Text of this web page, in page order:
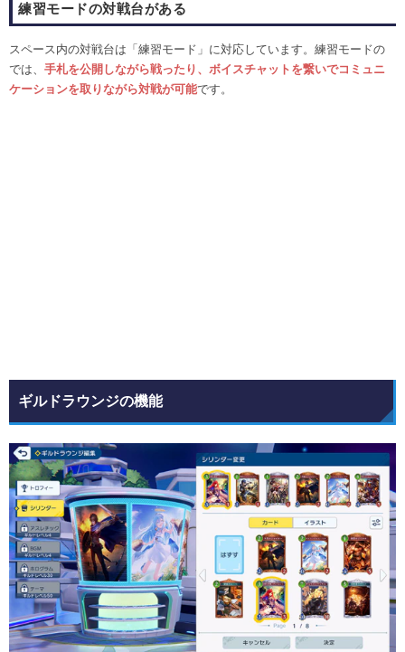
練習モードの対戦台がある
スペース内の対戦台は「練習モード」に対応しています。練習モードの
では、 手札を公開しながら戦ったり、ボイスチャットを繋いでコミュニ
ケーションを取りながら対戦が可能です。
ギルドラウンジの機能